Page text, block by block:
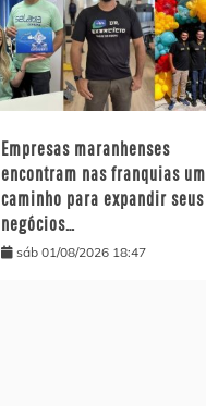
Empresas maranhenses
encontram nas franquias um
caminho para expandir seus
negócios…
sáb 01/08/2026 18:47